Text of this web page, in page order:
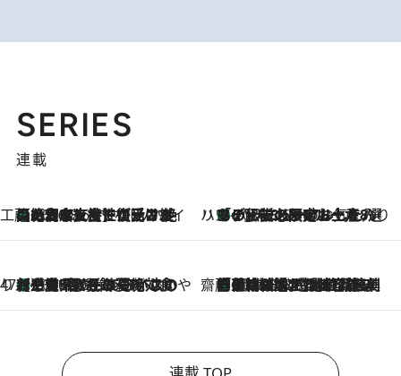
SERIES
連載
工藤まやのおもてなしハワイ
2026.8.6
【ハワイ土産】ローカルの絶大な支持で復活！ 絶品の幻クッキー《元ファンの日本人女性が受け継いだ名店》 ハワイ賢者 リサのお気に入りリスト2026.8.6
あの伝説の限定トートも！ リニューアルした「ディーン＆デルーカ ハワイ」で必須のお土産8選
47都道府県の手みやげ ひんやりスイーツで夏を満喫
2026.8.6
【三重県】この夏絶対食べたい 冷やしておいしいおやつ3選 お餅×アイスの新感覚スイーツ 齋藤 薫 美容脳ルネサンス
2026.8.6
「荷物が増えるほど旅ストレスは増す」美容ジャーナリストがたどり着いた最終結論。“化粧品を劇的に減らす”感動の凝縮美容とは